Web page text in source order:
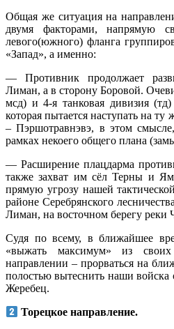
Общая же ситуация на
двумя факторами, напрямую
левого(южного) фланга
«Запад», а именно:
— Противник продолжает
Лиман, а в сторону Боровой.
мсд) и 4-я танковая дивизия
которая пытается наступать на
– Пэршотравнэвэ, в этом
рамках некоего общего плана
— Расширение плацдарма
также захват им сёл Терны и
прямую угрозу нашей
районе Серебрянского
Лиман, на восточном берегу реки
Судя по всему, в ближайшее
«выжать максимум» из
направлении – прорваться на
полостью вытеснить наши войска
Жеребец.
Торецкое направление.